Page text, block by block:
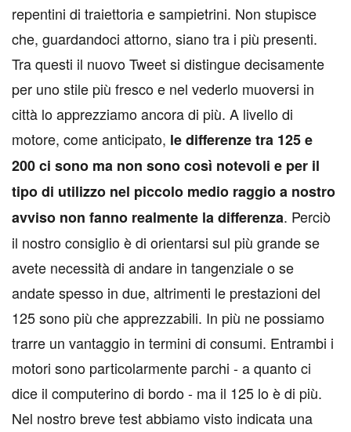
repentini di traiettoria e sampietrini. Non stupisce
che, guardandoci attorno, siano tra i più presenti.
Tra questi il nuovo Tweet si distingue decisamente
per uno stile più fresco e nel vederlo muoversi in
città lo apprezziamo ancora di più. A livello di
motore, come anticipato, le differenze tra 125 e
200 ci sono ma non sono così notevoli e per il
tipo di utilizzo nel piccolo medio raggio a nostro
avviso non fanno realmente la differenza. Perciò
il nostro consiglio è di orientarsi sul più grande se
avete necessità di andare in tangenziale o se
andate spesso in due, altrimenti le prestazioni del
125 sono più che apprezzabili. In più ne possiamo
trarre un vantaggio in termini di consumi. Entrambi i
motori sono particolarmente parchi - a quanto ci
dice il computerino di bordo - ma il 125 lo è di più.
Nel nostro breve test abbiamo visto indicata una